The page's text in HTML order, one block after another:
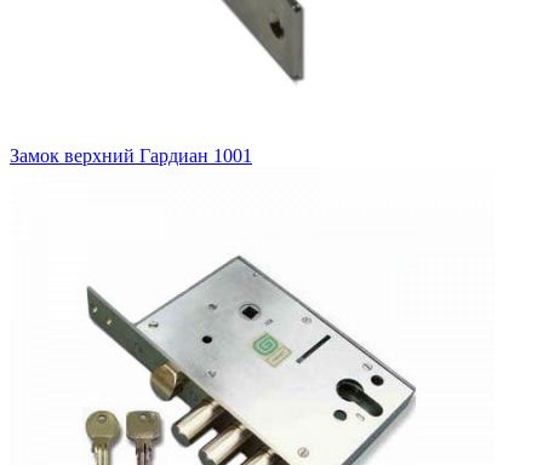
Замок верхний Гардиан 1001